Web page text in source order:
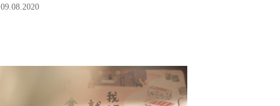
09.08.2020